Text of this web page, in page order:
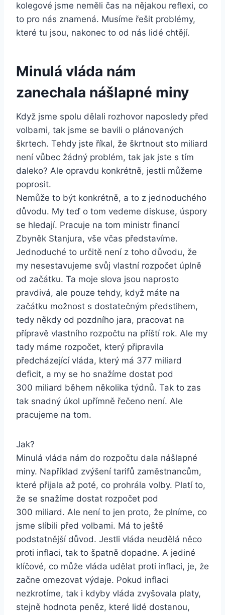
kolegové jsme neměli čas na nějakou reflexi, co
to pro nás znamená. Musíme řešit problémy,
které tu jsou, nakonec to od nás lidé chtějí.
Minulá vláda nám
zanechala nášlapné miny
Když jsme spolu dělali rozhovor naposledy před
volbami, tak jsme se bavili o plánovaných
škrtech. Tehdy jste říkal, že škrtnout sto miliard
není vůbec žádný problém, tak jak jste s tím
daleko? Ale opravdu konkrétně, jestli můžeme
poprosit.
Nemůže to být konkrétně, a to z jednoduchého
důvodu. My teď o tom vedeme diskuse, úspory
se hledají. Pracuje na tom ministr financí
Zbyněk Stanjura, vše včas představíme.
Jednoduché to určitě není z toho důvodu, že
my nesestavujeme svůj vlastní rozpočet úplně
od začátku. Ta moje slova jsou naprosto
pravdivá, ale pouze tehdy, když máte na
začátku možnost s dostatečným předstihem,
tedy někdy od pozdního jara, pracovat na
přípravě vlastního rozpočtu na příští rok. Ale my
tady máme rozpočet, který připravila
předcházející vláda, který má 377 miliard
deficit, a my se ho snažíme dostat pod
300 miliard během několika týdnů. Tak to zas
tak snadný úkol upřímně řečeno není. Ale
pracujeme na tom.
Jak?
Minulá vláda nám do rozpočtu dala nášlapné
miny. Například zvýšení tarifů zaměstnancům,
které přijala až poté, co prohrála volby. Platí to,
že se snažíme dostat rozpočet pod
300 miliard. Ale není to jen proto, že plníme, co
jsme slíbili před volbami. Má to ještě
podstatnější důvod. Jestli vláda neudělá něco
proti inflaci, tak to špatně dopadne. A jediné
klíčové, co může vláda udělat proti inflaci, je, že
začne omezovat výdaje. Pokud inflaci
nezkrotíme, tak i kdyby vláda zvyšovala platy,
stejně hodnota peněz, které lidé dostanou,